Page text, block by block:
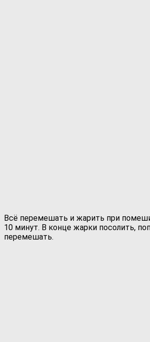
Всё перемешать и жарить при
10 минут. В конце жарки посолить,
перемешать.